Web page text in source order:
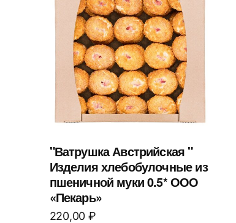
"Ватрушка Австрийская "
Изделия хлебобулочные из
пшеничной муки 0.5* ООО
«Пекарь»
220,00 ₽